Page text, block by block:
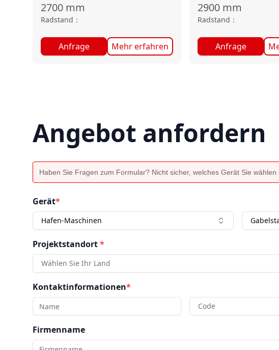
2700 mm
Radstand ：
Anfrage Mehr erfahren
2900 mm
Radstand ：
Anfrage
Angebot anfordern
Haben Sie Fragen zum Formular? Nicht sicher, welches Gerät Sie
Gerät*
Hafen-Maschinen
Projektstandort*
Wählen Sie Ihr Land
Kontaktinformationen*
Code
Firmenname